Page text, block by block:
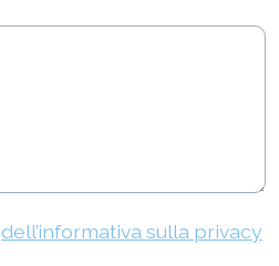
dell’informativa sulla privacy